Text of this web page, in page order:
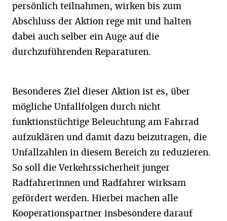
persönlich teilnahmen, wirken bis zum
Abschluss der Aktion rege mit und halten
dabei auch selber ein Auge auf die
durchzuführenden Reparaturen.
Besonderes Ziel dieser Aktion ist es, über
mögliche Unfallfolgen durch nicht
funktionstüchtige Beleuchtung am Fahrrad
aufzuklären und damit dazu beizutragen, die
Unfallzahlen in diesem Bereich zu reduzieren.
So soll die Verkehrssicherheit junger
Radfahrerinnen und Radfahrer wirksam
gefördert werden. Hierbei machen alle
Kooperationspartner insbesondere darauf